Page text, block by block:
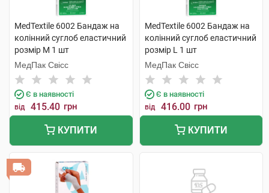
MedTextile 6002 Бандаж на
колінний суглоб еластичний
розмір M 1 шт
МедПак Свісс
Є в наявності
від 415.40 грн
КУПИТИ
MedTextile 6002 Бандаж на
колінний суглоб еластичний
розмір L 1 шт
МедПак Свісс
Є в наявності
від 416.00 грн
КУПИТИ